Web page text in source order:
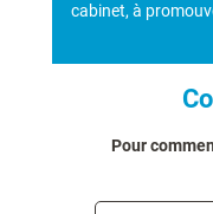
cabinet, à
Pour